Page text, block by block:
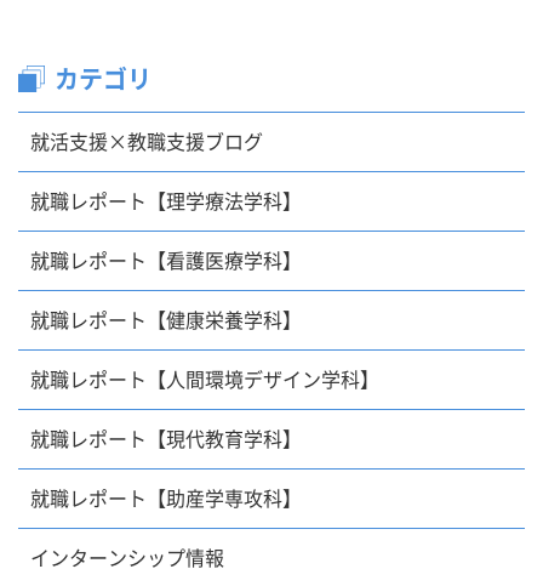
カテゴリ
就活支援×教職支援ブログ
就職レポート【理学療法学科】
就職レポート【看護医療学科】
就職レポート【健康栄養学科】
就職レポート【人間環境デザイン学科】
就職レポート【現代教育学科】
就職レポート【助産学専攻科】
インターンシップ情報